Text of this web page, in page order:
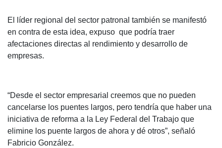
El líder regional del sector patronal también se manifestó
en contra de esta idea, expuso que podría traer
afectaciones directas al rendimiento y desarrollo de
empresas.
“Desde el sector empresarial creemos que no pueden
cancelarse los puentes largos, pero tendría que haber una
iniciativa de reforma a la Ley Federal del Trabajo que
elimine los puente largos de ahora y dé otros”, señaló
Fabricio González.